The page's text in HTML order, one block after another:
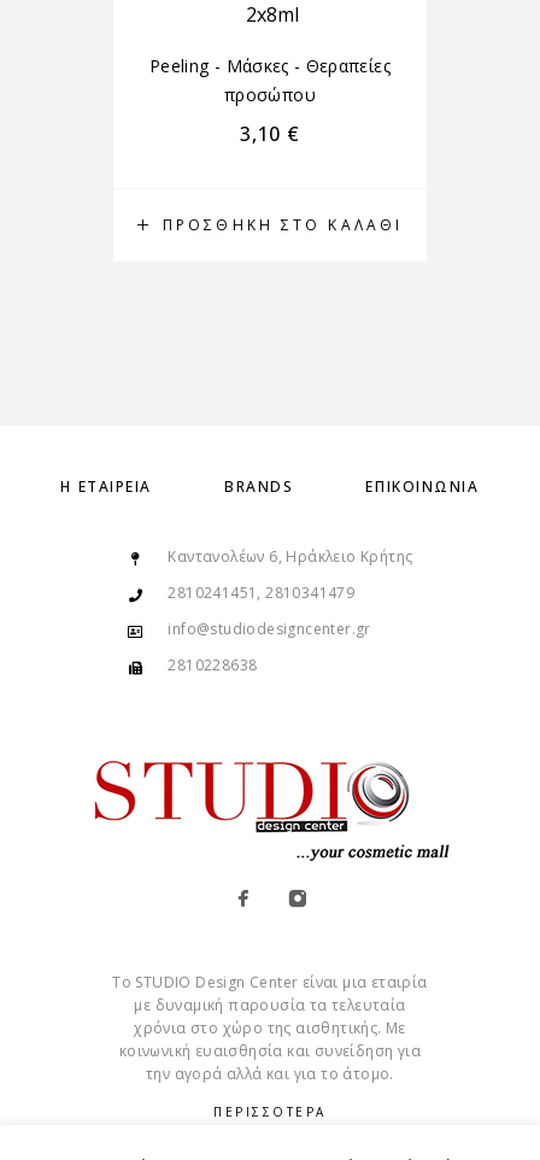
ΠΡΟΣΘΉΚΗ ΣΤΟ ΚΑΛΆΘΙ
2x8ml
Peeling - Μάσκες - Θεραπείες
προσώπου
3,10 €
Η ΕΤΑΙΡΕΊΑ BRANDS ΕΠΙΚΟΙΝΩΝΊΑ
Καντανολέων 6, Ηράκλειο Κρήτης
2810241451, 2810341479
info@studiodesigncenter.gr
2810228638
Το STUDIO Design Center είναι μια εταιρία
με δυναμική παρουσία τα τελευταία
χρόνια στο χώρο της αισθητικής. Με
κοινωνική ευαισθησία και συνείδηση για
την αγορά αλλά και για το άτομο.
ΠΕΡΙΣΣΟΤΕΡΑ